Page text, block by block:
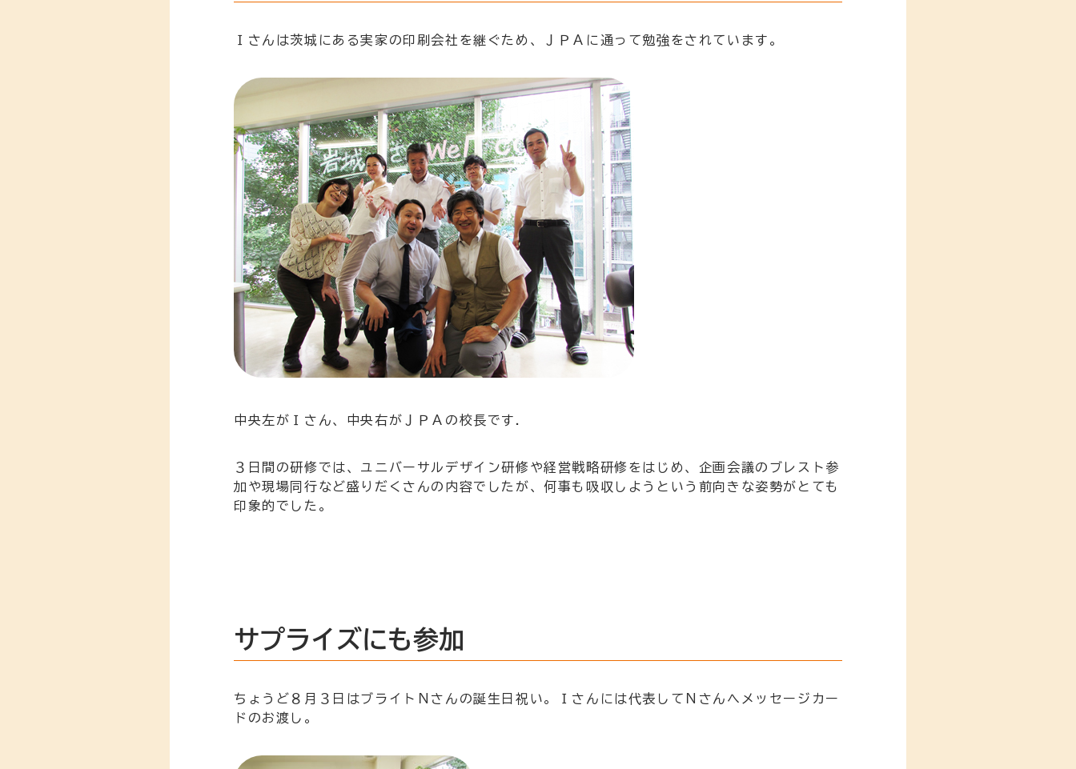
Ｉさんは茨城にある実家の印刷会社を継ぐため、ＪＰＡに通って勉強をされています。
中央左がＩさん、中央右がＪＰＡの校長です.
３日間の研修では、ユニバーサルデザイン研修や経営戦略研修をはじめ、企画会議のブレスト参
加や現場同行など盛りだくさんの内容でしたが、何事も吸収しようという前向きな姿勢がとても
印象的でした。
サプライズにも参加
ちょうど８月３日はブライトＮさんの誕生日祝い。Ｉさんには代表してＮさんへメッセージカー
ドのお渡し。